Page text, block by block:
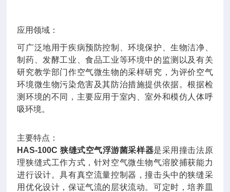
应用领域：
可广泛地用于疾病预防控制、环境保护、生物洁净、
制药、发酵工业、食品工业等环境中的监测以及有关
研究教学部门作空气微生物的采样研究，为评价空气
环境微生物污染危害及其防治措施提供依据。根据检
测环境的不同，主要应用于室内、室外和模仿人体呼
吸环境。
主要特点：
HAS-100C 狭缝式空气浮游菌采样器是采用撞击法原
理狭缝式工作方式，针对空气微生物气溶胶捕获能力
进行设计。具有真空流量控制器，撞击头中的狭缝采
用优化设计，保证气流的层状流动。可定时，培养皿